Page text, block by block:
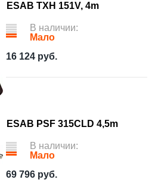
ESAB TXH 151V, 4m
В наличии:
Мало
16 124 руб.
ESAB PSF 315CLD 4,5m
В наличии:
Мало
69 796 руб.